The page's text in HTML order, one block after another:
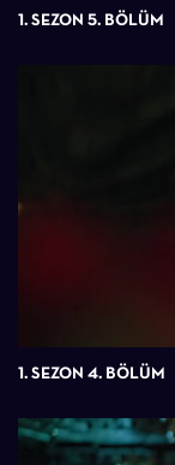
1. SEZON 5. BÖLÜM
1. SEZON 4. BÖLÜM